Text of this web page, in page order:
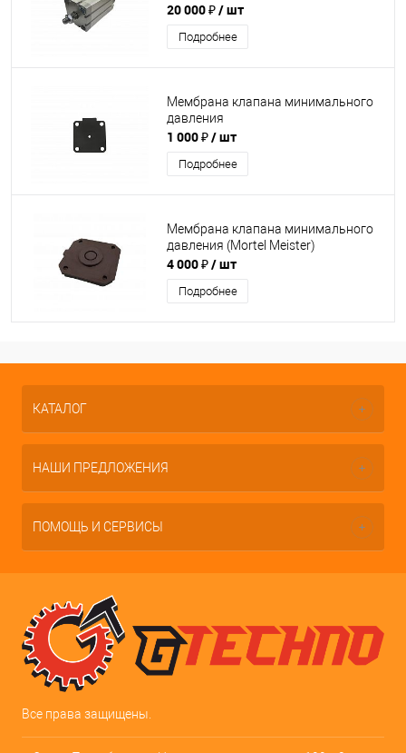
20 000 ₽/ шт
Подробнее
Мембрана клапана минимального
давления
1 000 ₽/ шт
Подробнее
Мембрана клапана минимального
давления (Mortel Meister)
4 000 ₽/ шт
Подробнее
КАТАЛОГ
НАШИ ПРЕДЛОЖЕНИЯ
ПОМОЩЬ И СЕРВИСЫ
Все права защищены.